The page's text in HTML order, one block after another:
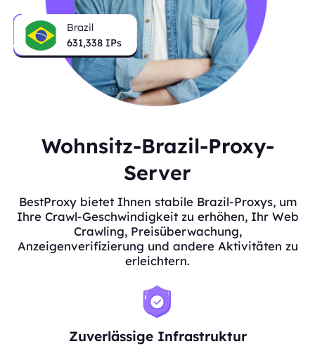
Brazil
631,338 IPs
Wohnsitz-Brazil-Proxy-
Server
BestProxy bietet Ihnen stabile Brazil-Proxys, um
Ihre Crawl-Geschwindigkeit zu erhöhen, Ihr Web
Crawling, Preisüberwachung,
Anzeigenverifizierung und andere Aktivitäten zu
erleichtern.
Zuverlässige Infrastruktur